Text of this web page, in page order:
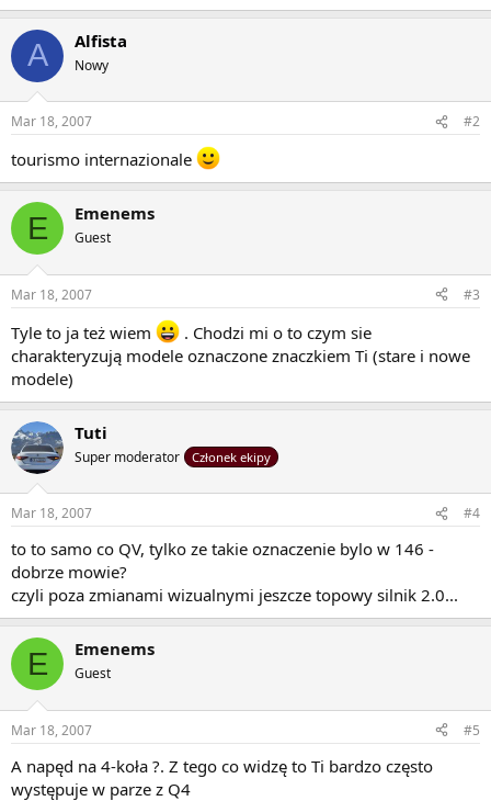
A Alfista
Nowy
Mar 18, 2007 #2
tourismo internazionale
E Emenems
Guest
Mar 18, 2007 #3
Tyle to ja też wiem
. Chodzi mi o to czym sie
charakteryzują modele oznaczone znaczkiem Ti (stare i nowe
modele)
Tuti
Super moderator Członek ekipy
Mar 18, 2007 #4
to to samo co QV, tylko ze takie oznaczenie bylo w 146 -
dobrze mowie?
czyli poza zmianami wizualnymi jeszcze topowy silnik 2.0...
E Emenems
Guest
Mar 18, 2007 #5
A napęd na 4-koła ?. Z tego co widzę to Ti bardzo często
występuje w parze z Q4